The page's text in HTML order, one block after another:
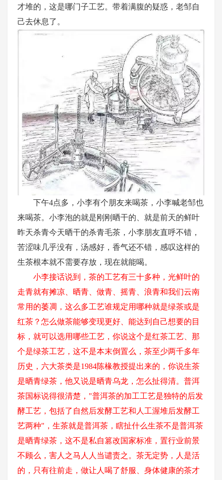
才堆的，这是哪门子工艺。带着满腹的疑惑，老邹自
己去休息了。
下午4点多，小李有个朋友来喝茶，小李喊老邹也
来喝茶。小李泡的就是刚刚晒干的、就是前天的鲜叶
昨天杀青今天晒干的杀青毛茶，小李朋友直呼不错，
苦涩味几乎没有，汤感好，香气还不错，感叹这样的
生茶根本就不需要存放，现在就能喝。
小李接话说到，茶的工艺有三十多种，光鲜叶的
走青就有摊凉、晒青、做青、摇青、浪青和我们云南
常用的萎凋，这么多工艺谁规定用哪种就是绿茶或是
红茶？怎么做茶能够变现更好、能达到自己想要的目
标，就可以选用哪些工艺，你说这个是红茶工艺、那
个是绿茶工艺，这不是本末倒置么，茶至少两千多年
历史，六大茶类是1984陈椽教授提出来的，你说生茶
是晒青绿茶，他又说是晒青乌龙，怎么扯得清。普洱
茶国标说得很清楚，"普洱茶的加工工艺是独特的后发
酵工艺，包括了自然后发酵工艺和人工渥堆后发酵工
艺两种"，生茶就是普洱茶，瞎扯什么生茶不是普洱茶
是晒青绿茶，这不是私自篡改国家标准，置行业前景
不顾么，害人之马人人当谴责之。茶无定势，人是活
的，只有往前走，做让人喝了舒服、身体健康的茶才